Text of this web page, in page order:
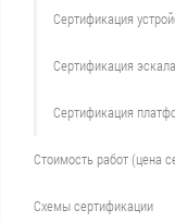
Сертификация
Сертификация
Сертификация
Стоимость работ (цена
Схемы сертификации